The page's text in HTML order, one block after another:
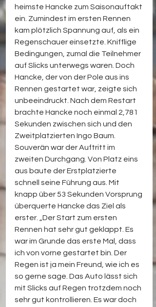
heimste Hancke zum Saisonauftakt
ein. Zumindest im ersten Rennen
kam plötzlich Spannung auf, als ein
Regenschauer einsetzte. Knifflige
Bedingungen, zumal die Teilnehmer
auf Slicks unterwegs waren. Doch
Hancke, der von der Pole aus ins
Rennen gestartet war, zeigte sich
unbeeindruckt. Nach dem Restart
brachte Hancke noch einmal 2,781
Sekunden zwischen sich und den
Zweitplatzierten Ingo Baum.
Souverän war der Auftritt im
zweiten Durchgang. Von Platz eins
aus baute der Erstplatzierte
schnell seine Führung aus. Mit
knapp über 53 Sekunden Vorsprung
überquerte Hancke das Ziel als
erster. „Der Start zum ersten
Rennen hat sehr gut geklappt. Es
war im Grunde das erste Mal, dass
ich von vorne gestartet bin. Der
Regen ist ja mein Freund, wie ich es
so gerne sage. Das Auto lässt sich
mit Slicks auf Regen trotzdem noch
sehr gut kontrollieren. Es war doch